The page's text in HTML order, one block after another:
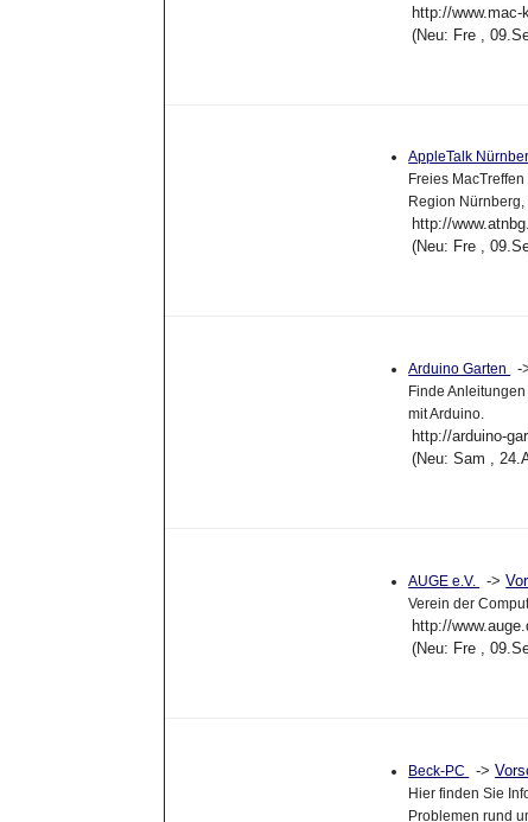
http://www.mac-
(Neu: Fre ,
AppleTalk
Freies
Region Nürnberg,
http://
(Neu: Fre ,
Arduino Garten -
Finde
mit Arduino.
http://arduino-
(Neu: Sam ,
AUGE e.V. ->
Verein der
http://
(Neu: Fre ,
Beck-PC ->
Hier finden Sie
Problemen rund